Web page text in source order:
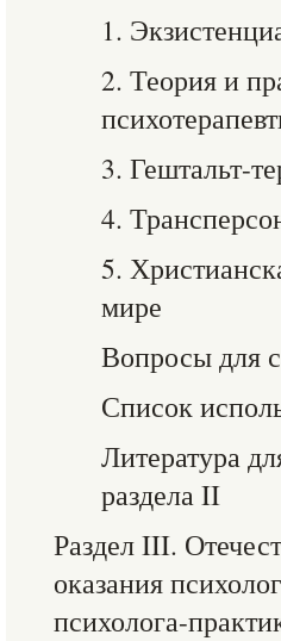
1.
2. Теория и
3. Гештальт-
4.
5.
мире
Вопросы для
Список
Литература
раздела II
Раздел III.
оказания
психолога-